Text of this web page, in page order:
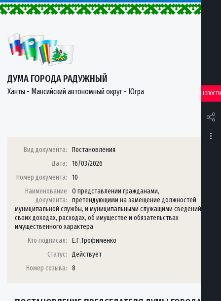
ДУМА ГОРОДА РАДУЖНЫЙ
Ханты - Мансийский автономный округ - Югра НОВОСТИ
Вид документа:
Постановления
Дата:
16/03/2026
Номер документа:
10
Наименование
документа:
О представлении гражданами,
претендующими на замещение должностей
муниципальной службы, и муниципальными служащими сведений о
своих доходах, расходах, об имуществе и обязательствах
имущественного характера
Кто подписал:
Е.Г.Трофименко
Статус:
Действует
Номер созыва:
8